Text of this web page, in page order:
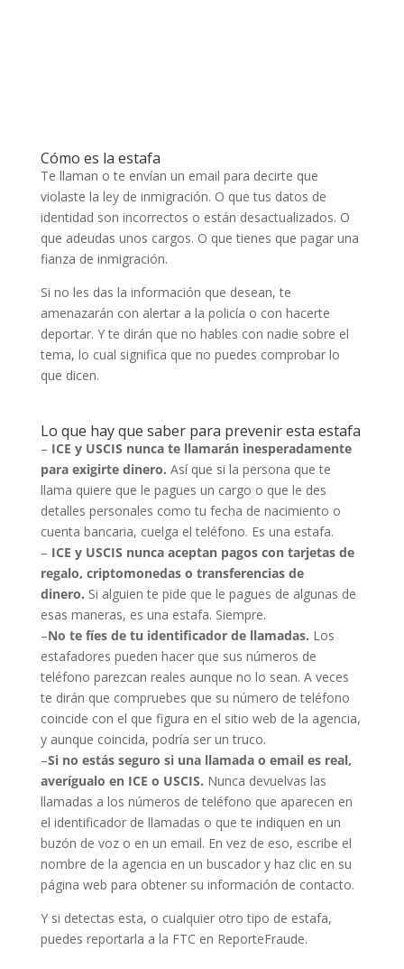
Cómo es la estafa
Te llaman o te envían un email para decirte que
violaste la ley de inmigración. O que tus datos de
identidad son incorrectos o están desactualizados. O
que adeudas unos cargos. O que tienes que pagar una
fianza de inmigración.
Si no les das la información que desean, te
amenazarán con alertar a la policía o con hacerte
deportar. Y te dirán que no hables con nadie sobre el
tema, lo cual significa que no puedes comprobar lo
que dicen.
Lo que hay que saber para prevenir esta estafa
– ICE y USCIS nunca te llamarán inesperadamente
para exigirte dinero. Así que si la persona que te
llama quiere que le pagues un cargo o que le des
detalles personales como tu fecha de nacimiento o
cuenta bancaria, cuelga el teléfono. Es una estafa.
– ICE y USCIS nunca aceptan pagos con tarjetas de
regalo, criptomonedas o transferencias de
dinero. Si alguien te pide que le pagues de algunas de
esas maneras, es una estafa. Siempre.
–No te fíes de tu identificador de llamadas. Los
estafadores pueden hacer que sus números de
teléfono parezcan reales aunque no lo sean. A veces
te dirán que compruebes que su número de teléfono
coincide con el que figura en el sitio web de la agencia,
y aunque coincida, podría ser un truco.
–Si no estás seguro si una llamada o email es real,
averígualo en ICE o USCIS. Nunca devuelvas las
llamadas a los números de teléfono que aparecen en
el identificador de llamadas o que te indiquen en un
buzón de voz o en un email. En vez de eso, escribe el
nombre de la agencia en un buscador y haz clic en su
página web para obtener su información de contacto.
Y si detectas esta, o cualquier otro tipo de estafa,
puedes reportarla a la FTC en ReporteFraude.